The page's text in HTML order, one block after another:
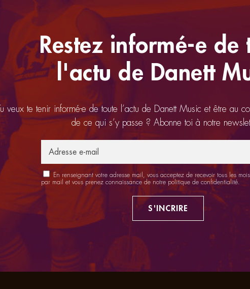
Restez informé-e de
l'actu de Danett
Tu veux te tenir informé-e de toute l’actu de Danett Music et être au
de ce qui s’y passe ? Abonne toi à notre
En renseignant votre adresse mail, vous acceptez de recevoir tous les
par mail et vous prenez connaissance de notre politique de confidentialité
S'INCRIRE